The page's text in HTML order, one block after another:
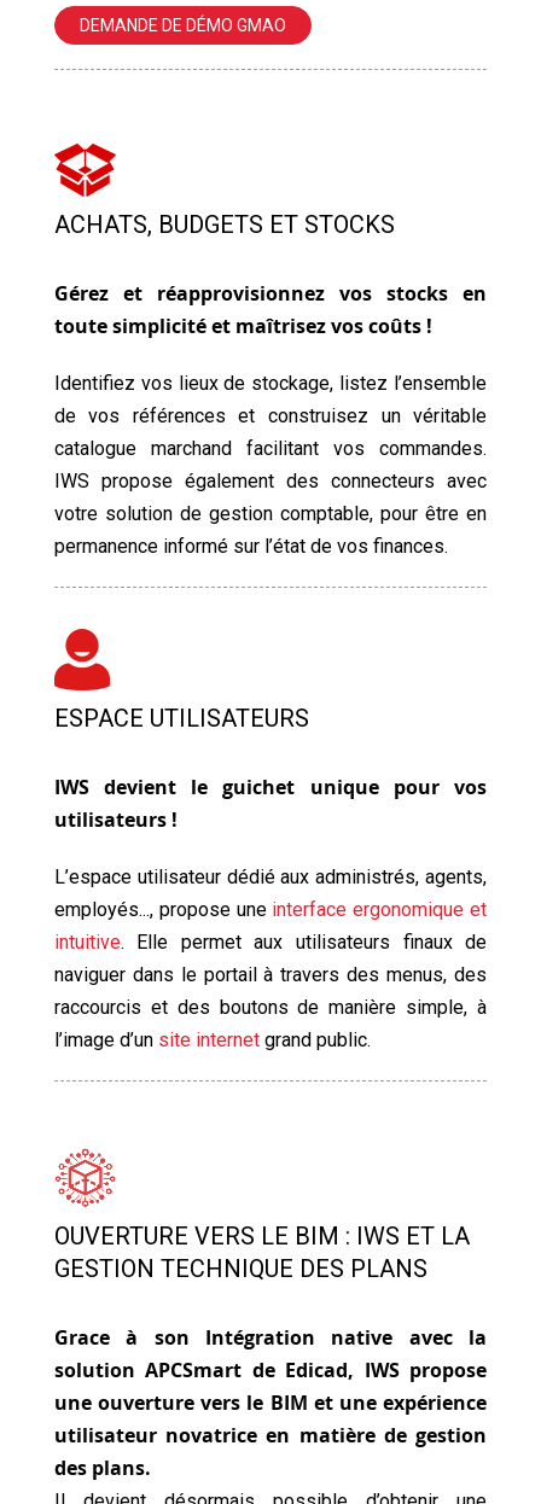
DEMANDE DE DÉMO GMAO
ACHATS, BUDGETS ET STOCKS
Gérez et réapprovisionnez vos stocks en
toute simplicité et maîtrisez vos coûts !
Identifiez vos lieux de stockage, listez l’ensemble
de vos références et construisez un véritable
catalogue marchand facilitant vos commandes.
IWS propose également des connecteurs avec
votre solution de gestion comptable, pour être en
permanence informé sur l’état de vos finances.
ESPACE UTILISATEURS
IWS devient le guichet unique pour vos
utilisateurs !
L’espace utilisateur dédié aux administrés, agents,
employés..., propose une interface ergonomique et
intuitive. Elle permet aux utilisateurs finaux de
naviguer dans le portail à travers des menus, des
raccourcis et des boutons de manière simple, à
l’image d’un site internetgrand public.
OUVERTURE VERS LE BIM : IWS ET LA
GESTION TECHNIQUE DES PLANS
Grace à son Intégration native avec la
solution APCSmart de Edicad, IWS propose
une ouverture vers le BIM et une expérience
utilisateur novatrice en matière de gestion
des plans.